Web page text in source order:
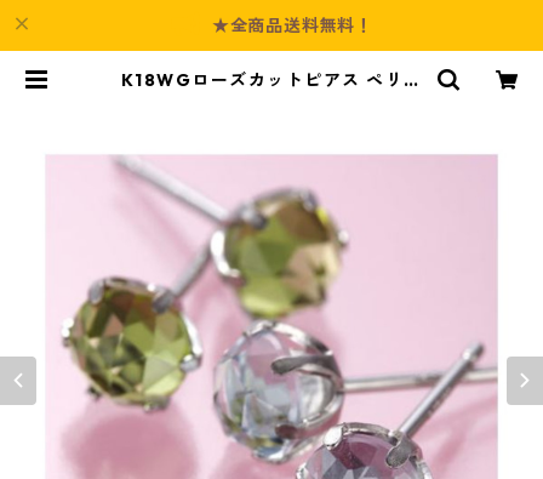
★全商品送料無料！
K18WGローズカットピアス ペリド